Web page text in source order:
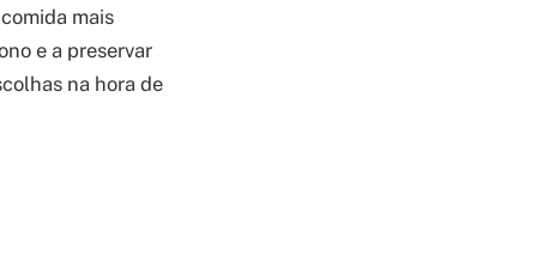
mais
e a preservar
na hora de